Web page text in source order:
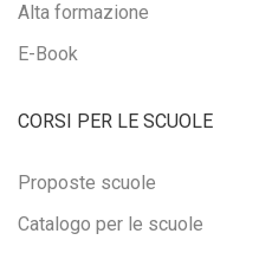
Alta formazione
E-Book
CORSI PER LE SCUOLE
Proposte scuole
Catalogo per le scuole